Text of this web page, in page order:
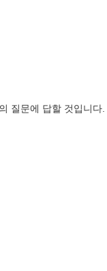
질문에 답할 것입니다.